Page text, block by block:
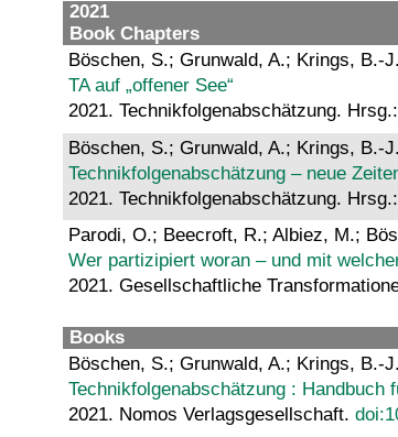
2021
Book Chapters
Böschen, S.; Grunwald, A.; Krings, B.-
TA auf „offener See“
2021. Technikfolgenabschätzung.
Böschen, S.; Grunwald, A.; Krings, B.-
Technikfolgenabschätzung – neue
2021. Technikfolgenabschätzung.
Parodi, O.; Beecroft, R.; Albiez, M.;
Wer partizipiert woran – und mit
2021. Gesellschaftliche
Books
Böschen, S.; Grunwald, A.; Krings, B.-
Technikfolgenabschätzung : Handbuch
2021. Nomos Verlagsgesellschaft.